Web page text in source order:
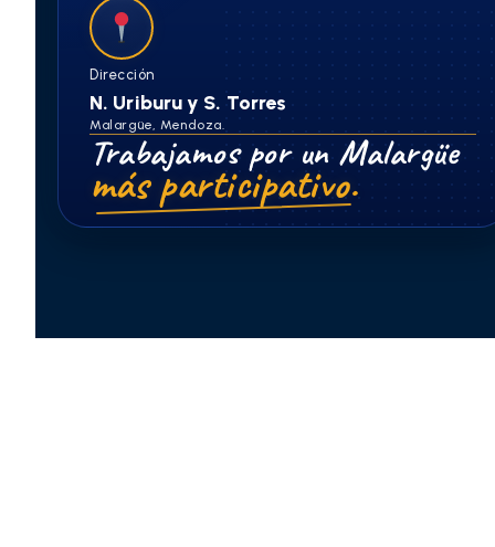
Dirección
N. Uriburu y S. Torres
Malargüe, Mendoza.
Trabajamos por un Malargüe
más participativo.